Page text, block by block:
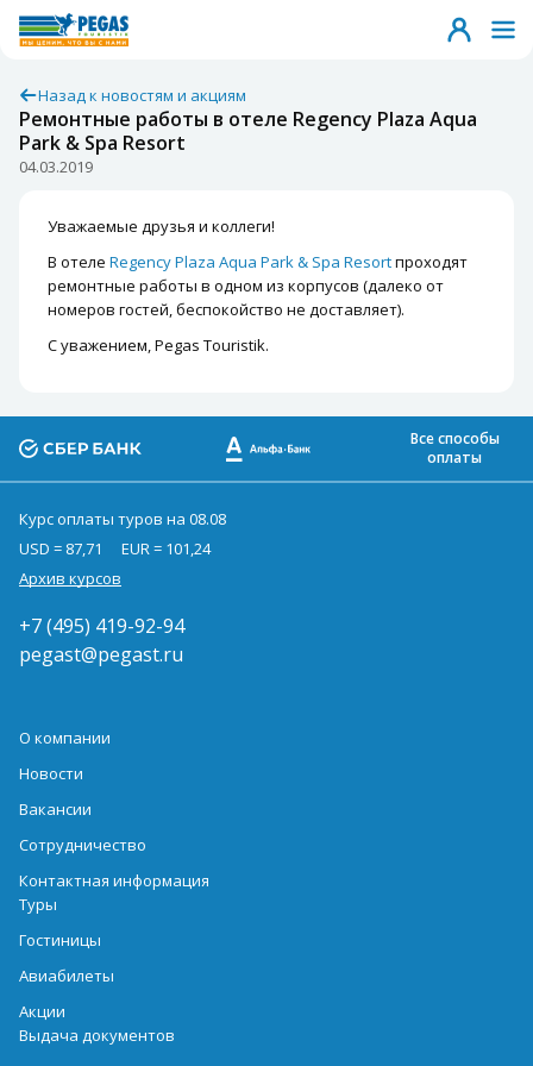
Назад к новостям и акциям
Ремонтные работы в отеле Regency Plaza Aqua
Park & Spa Resort
04.03.2019
Уважаемые друзья и коллеги!
В отеле Regency Plaza Aqua Park & Spa Resortпроходят
ремонтные работы в одном из корпусов (далеко от
номеров гостей, беспокойство не доставляет).
С уважением, Pegas Touristik.
Все способы
оплаты
Курс оплаты туров на 08.08
USD = 87,71
EUR = 101,24
Архив курсов
+7 (495) 419-92-94
pegast@pegast.ru
О компании
Новости
Вакансии
Сотрудничество
Контактная информация
Туры
Гостиницы
Авиабилеты
Акции
Выдача документов